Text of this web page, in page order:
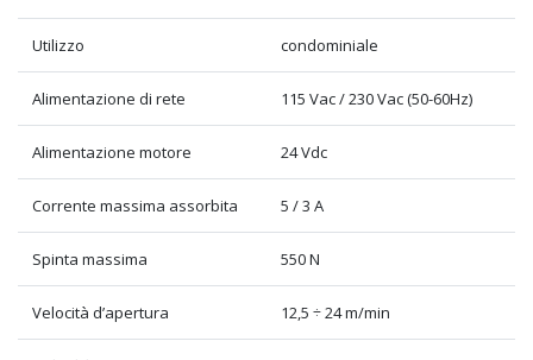
Utilizzo condominiale
Alimentazione di rete 115 Vac / 230 Vac (50-60Hz)
Alimentazione motore 24 Vdc
Corrente massima assorbita 5 / 3 A
Spinta massima 550 N
Velocità d’apertura 12,5 ÷ 24 m/min